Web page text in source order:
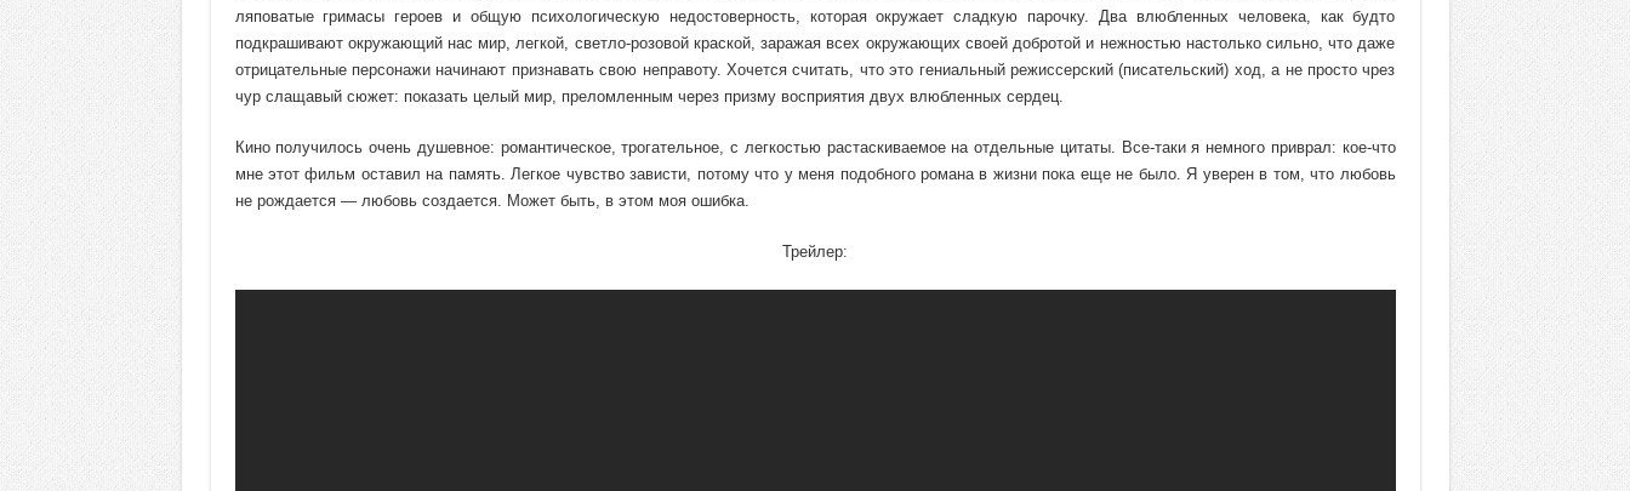
ляповатые гримасы героев и общую психологическую недостоверность, которая окружает сладкую парочку. Два влюбленных человека, как будто
подкрашивают окружающий нас мир, легкой, светло-розовой краской, заражая всех окружающих своей добротой и нежностью настолько сильно, что даже
отрицательные персонажи начинают признавать свою неправоту. Хочется считать, что это гениальный режиссерский (писательский) ход, а не просто чрез
чур слащавый сюжет: показать целый мир, преломленным через призму восприятия двух влюбленных сердец.
Кино получилось очень душевное: романтическое, трогательное, с легкостью растаскиваемое на отдельные цитаты. Все-таки я немного приврал: кое-что
мне этот фильм оставил на память. Легкое чувство зависти, потому что у меня подобного романа в жизни пока еще не было. Я уверен в том, что любовь
не рождается — любовь создается. Может быть, в этом моя ошибка.
Трейлер: